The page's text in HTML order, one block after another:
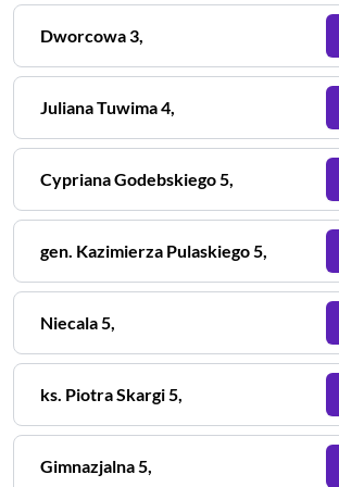
Dworcowa3,
Juliana Tuwima4,
Cypriana Godebskiego5,
gen. Kazimierza Pulaskiego5,
Niecala5,
ks. Piotra Skargi5,
Gimnazjalna5,